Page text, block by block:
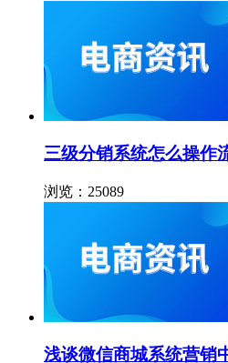
三级分销系统怎么操作
浏览：25089
浅谈微信商城系统营销